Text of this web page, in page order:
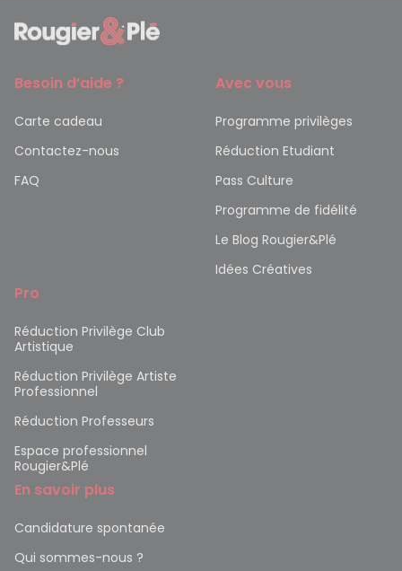
Besoin d’aide ?
Carte cadeau
Contactez-nous
FAQ
Avec vous
Programme privilèges
Réduction Etudiant
Pass Culture
Programme de fidélité
Le Blog Rougier&Plé
Idées Créatives
Pro
Réduction Privilège Club
Artistique
Réduction Privilège Artiste
Professionnel
Réduction Professeurs
Espace professionnel
Rougier&Plé
En savoir plus
Candidature spontanée
Qui sommes-nous ?